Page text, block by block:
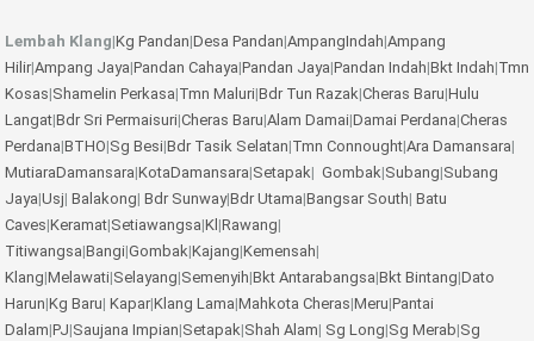
Lembah Klang|Kg Pandan|Desa Pandan|AmpangIndah|Ampang
Hilir|Ampang Jaya|Pandan Cahaya|Pandan Jaya|Pandan Indah|Bkt Indah|Tmn
Kosas|Shamelin Perkasa|Tmn Maluri|Bdr Tun Razak|Cheras Baru|Hulu
Langat|Bdr Sri Permaisuri|Cheras Baru|Alam Damai|Damai Perdana|Cheras
Perdana|BTHO|Sg Besi|Bdr Tasik Selatan|Tmn Connought|Ara Damansara|
MutiaraDamansara|KotaDamansara|Setapak| Gombak|Subang|Subang
Jaya|Usj| Balakong| Bdr Sunway|Bdr Utama|Bangsar South| Batu
Caves|Keramat|Setiawangsa|Kl |Rawang|
Titiwangsa|Bangi|Gombak|Kajang|Kemensah|
Klang|Melawati|Selayang|Semenyih|Bkt Antarabangsa|Bkt Bintang|Dato
Harun|Kg Baru| Kapar|Klang Lama|Mahkota Cheras|Meru|Pantai
Dalam|PJ|Saujana Impian|Setapak|Shah Alam| Sg Long|Sg Merab|Sg